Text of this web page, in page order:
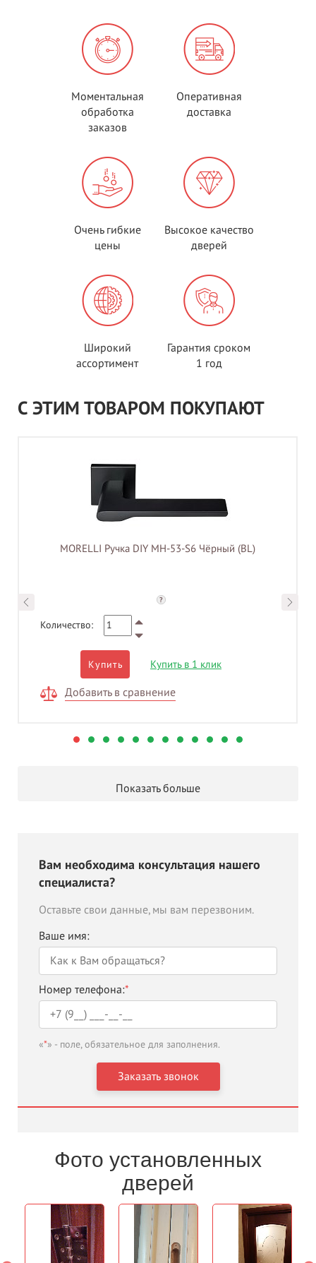
Моментальная
обработка
заказов
Оперативная
доставка
Очень гибкие
цены
Высокое качество
дверей
Широкий
ассортимент
Гарантия сроком
1 год
С ЭТИМ ТОВАРОМ ПОКУПАЮТ
MORELLI Ручка DIY MH-53-S6 Чёрный (BL)
?
Количество:
Купить Купить в 1 клик
Добавить в сравнение
Показать больше
Вам необходима консультация нашего
специалиста?
Оставьте свои данные, мы вам перезвоним.
Ваше имя:
Номер телефона:*
«*» - поле, обязательное для заполнения.
Фото установленных
дверей